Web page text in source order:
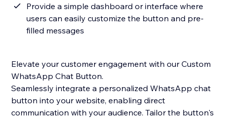
Provide a simple dashboard or interface where
users can easily customize the button and pre-
filled messages
Elevate your customer engagement with our Custom
WhatsApp Chat Button.
Seamlessly integrate a personalized WhatsApp chat
button into your website, enabling direct
communication with your audience. Tailor the button's